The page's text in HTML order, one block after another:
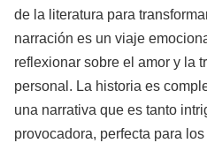
de la literatura para
narración es un viaje
reflexionar sobre el amor y la
personal. La historia es
una narrativa que es tanto
provocadora, perfecta para